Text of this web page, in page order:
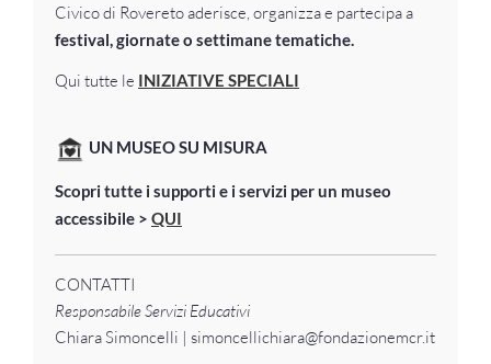
Civico di Rovereto aderisce, organizza e partecipa a
festival, giornate o settimane tematiche.
Qui tutte le INIZIATIVE SPECIALI
UN MUSEO SU MISURA
Scopri tutte i supporti e i servizi per un museo
accessibile > QUI
CONTATTI
Responsabile Servizi Educativi
Chiara Simoncelli | simoncellichiara@fondazionemcr.it